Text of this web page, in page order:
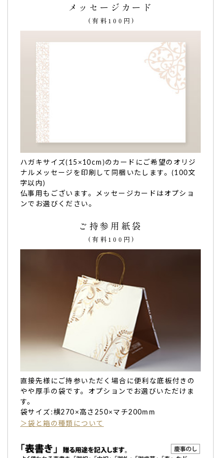
甥の大学入学祝い。いい思い出になります。
浪人していた
ロゴマークなど見事な出来栄え
いい思い出になります
私たちの時代はこんな便利なサービスはなかったですね。
隔世の感があります。（購入者様）
中学校入学祝に。カステラ大好き少年が喜んで食べ
てくれたから…
注文しました。
せっかくお祝いのカステラ届いてもまだ入学式が実施されて
カステラ大好き少年が喜んで食べてくれた
から送り主のこちらとしても嬉しい
です。（購入者様）
ご購入頂いた商品：入学祝いの名入れ・オリジナルメッセー
ジカステラ(0.6号/1本入り)
内祝い返し。のし等もあり、梱包もしっかりされて
ました。
内祝い返し。
のし等もあり、梱包もしっかりされてました
メッセージカード
(有料100円)
ハガキサイズ(15×10cm)のカードにご希望のオリジ
ナルメッセージを印刷して同梱いたします。(100文
字以内)
仏事用もございます。メッセージカードはオプショ
ンでお選びください。
ご持参用紙袋
(有料100円)
直接先様にご持参いただく場合に便利な底板付きの
やや厚手の袋です。オプションでお選びいただけま
す。
袋サイズ:横270×高さ250×マチ200mm
＞袋と箱の種類について